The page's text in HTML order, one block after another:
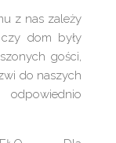
z nas zależy
dom były
gości,
do naszych